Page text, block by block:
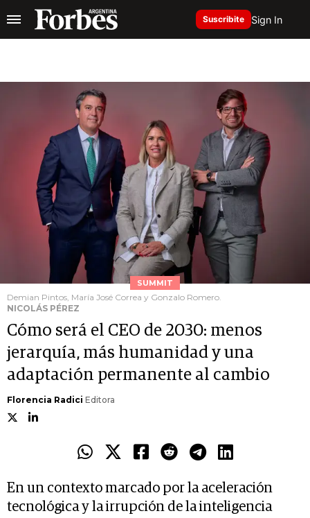
Suscribite Sign In
SUMMIT
Demian Pintos, María José Correa y Gonzalo Romero.
NICOLÁS PÉREZ
Cómo será el CEO de 2030: menos
jerarquía, más humanidad y una
adaptación permanente al cambio
Florencia Radici Editora
En un contexto marcado por la aceleración
tecnológica y la irrupción de la inteligencia